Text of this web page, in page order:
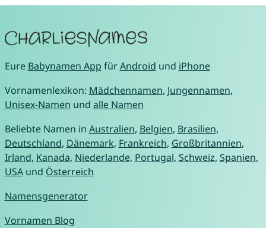
Eure Babynamen App fürAndroid und iPhone
Vornamenlexikon: Mädchennamen, Jungennamen,
Unisex-Namen und alle Namen
Beliebte Namen in Australien, Belgien, Brasilien,
Deutschland, Dänemark, Frankreich, Großbritannien,
Irland, Kanada, Niederlande, Portugal, Schweiz, Spanien,
USAund Österreich
Namensgenerator
Vornamen Blog